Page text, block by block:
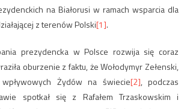
na Białorusi w ramach wsparcia dla
z terenów Polski[1].
prezydencka w Polsce rozwija się coraz
oburzenie z faktu, że Wołodymyr Zełenski,
Żydów na świecie[2], podczas
spotkał się z Rafałem Trzaskowskim i